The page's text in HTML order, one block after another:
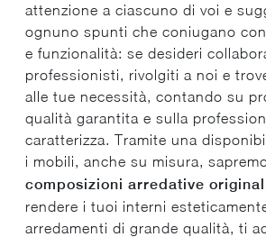
attenzione a ciascuno di voi e
ognuno spunti che coniugano
e funzionalità: se desideri
professionisti, rivolgiti a noi e
alle tue necessità, contando su
qualità garantita e sulla
caratterizza. Tramite una
i mobili, anche su misura,
composizioni arredative
rendere i tuoi interni
arredamenti di grande qualità, ti